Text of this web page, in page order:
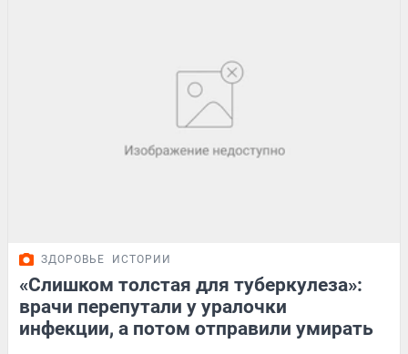
ЗДОРОВЬЕ ИСТОРИИ
«Слишком толстая для туберкулеза»:
врачи перепутали у уралочки
инфекции, а потом отправили умирать